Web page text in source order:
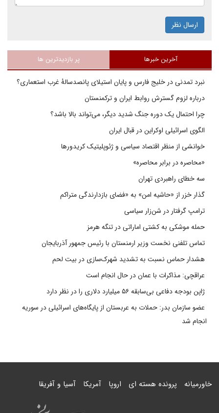
ارسال نظر
آخرین خبرها پر بازدیدترین ها
نبرد تمدنی در خلیج فارس و پایان استیلای پانصدسالۀ غرب استعماری؟
درباره لزوم گسترش روابط ایران و ترکمنستان
چرا احتمال یک دوره جنگ شدید دیگر، می‌تواند بالا باشد؟
الگوی اسرائیلی اوکراین در قبال ایران
خوانشی از منظر اقتصاد سیاسی و ژئوپلیتیک کریدورها
«محاصره در برابر محاصره»
سه خطای راهبردی تهران
گذار خزر از «حاشیه امن» به «فضای بازدارندگی متراکم
ترامپ گرفتار در شن‌زار سیاسی
حمله موشکی به کشتی اماراتی در تنگه هرمز
تماس تلفنی نخست وزیر ارمنستان با رئیس جمهور آذربایجان
هشدار حماس نسبت به تشدید شهرک‌سازی در بیت‌ لحم
عراقچی: مذاکرات با عمان در حال انجام است
ژاپن بودجه دفاعی بی‌سابقه ۵۶ میلیارد دلاری را در نظر دارد
عضو سازمان بدر: حملات به عربستان از پایگاه‌های اسرائیلی در سوریه
انجام شد
خاورمیانه پرونده هسته ای اروپا آمریکا آسیا و آفریقا